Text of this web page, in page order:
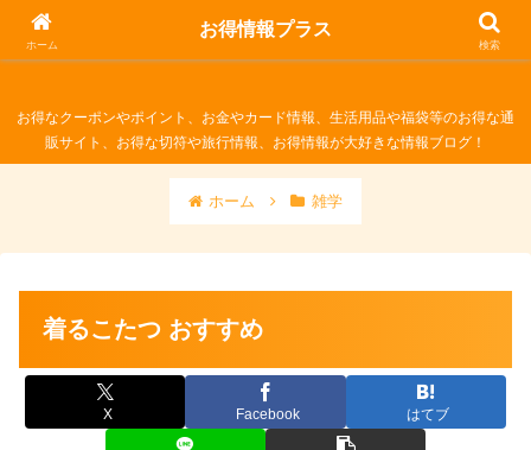
お得情報プラス
お得なクーポンやポイント、お金やカード情報、生活用品や福袋等のお得な通
販サイト、お得な切符や旅行情報、お得情報が大好きな情報ブログ！
ホーム 雑学
着るこたつ おすすめ
X Facebook はてブ
ホーム
お得情報プラス
検索